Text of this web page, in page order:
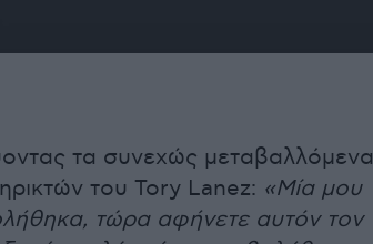
τα συνεχώς μεταβαλλόμενα
του Tory Lanez: «Μία μου
τώρα αφήνετε αυτόν τον